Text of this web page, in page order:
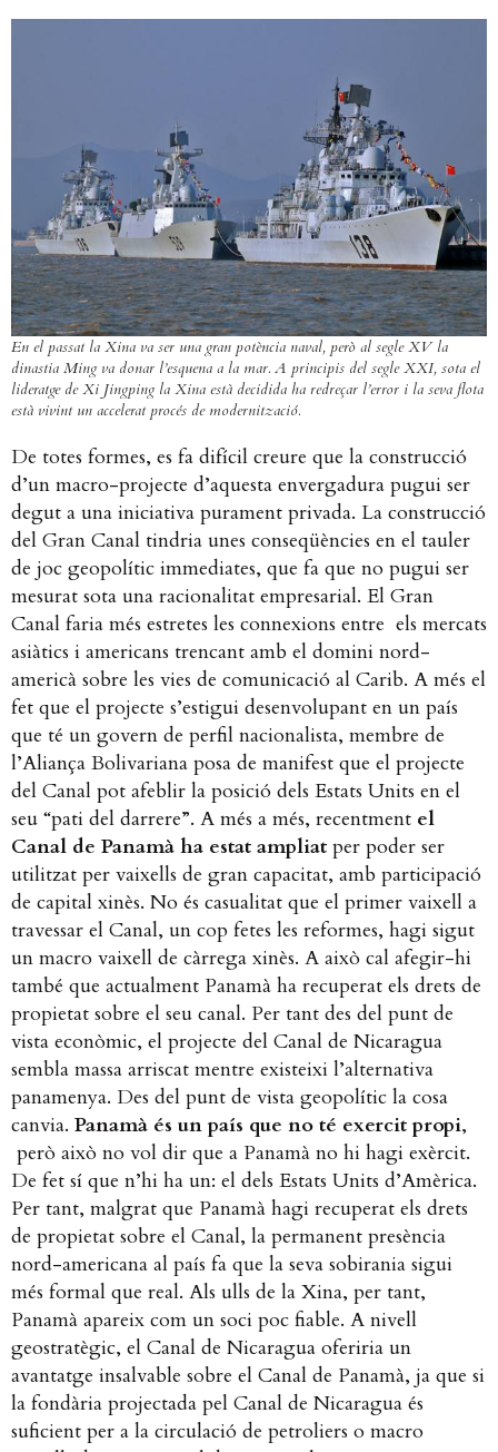
En el passat la Xina va ser una gran potència naval, però al segle XV la
dinastia Ming va donar l’esquena a la mar. A principis del segle XXI, sota el
lideratge de Xi Jingping la Xina està decidida ha redreçar l’error i la seva flota
està vivint un accelerat procés de modernització.
De totes formes, es fa difícil creure que la construcció
d’un macro-projecte d’aquesta envergadura pugui ser
degut a una iniciativa purament privada. La construcció
del Gran Canal tindria unes conseqüències en el tauler
de joc geopolític immediates, que fa que no pugui ser
mesurat sota una racionalitat empresarial. El Gran
Canal faria més estretes les connexions entre els mercats
asiàtics i americans trencant amb el domini nord-
americà sobre les vies de comunicació al Carib. A més el
fet que el projecte s’estigui desenvolupant en un país
que té un govern de perfil nacionalista, membre de
l’Aliança Bolivariana posa de manifest que el projecte
del Canal pot afeblir la posició dels Estats Units en el
seu “pati del darrere”. A més a més, recentment el
Canal de Panamà ha estat ampliat per poder ser
utilitzat per vaixells de gran capacitat, amb participació
de capital xinès. No és casualitat que el primer vaixell a
travessar el Canal, un cop fetes les reformes, hagi sigut
un macro vaixell de càrrega xinès. A això cal afegir-hi
també que actualment Panamà ha recuperat els drets de
propietat sobre el seu canal. Per tant des del punt de
vista econòmic, el projecte del Canal de Nicaragua
sembla massa arriscat mentre existeixi l’alternativa
panamenya. Des del punt de vista geopolític la cosa
canvia. Panamà és un país que no té exercit propi,
però això no vol dir que a Panamà no hi hagi exèrcit.
De fet sí que n’hi ha un: el dels Estats Units d’Amèrica.
Per tant, malgrat que Panamà hagi recuperat els drets
de propietat sobre el Canal, la permanent presència
nord-americana al país fa que la seva sobirania sigui
més formal que real. Als ulls de la Xina, per tant,
Panamà apareix com un soci poc fiable. A nivell
geostratègic, el Canal de Nicaragua oferiria un
avantatge insalvable sobre el Canal de Panamà, ja que si
la fondària projectada pel Canal de Nicaragua és
suficient per a la circulació de petroliers o macro